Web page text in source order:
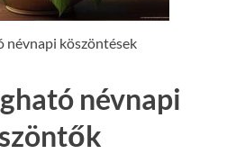
névnapi köszöntések
névnapi